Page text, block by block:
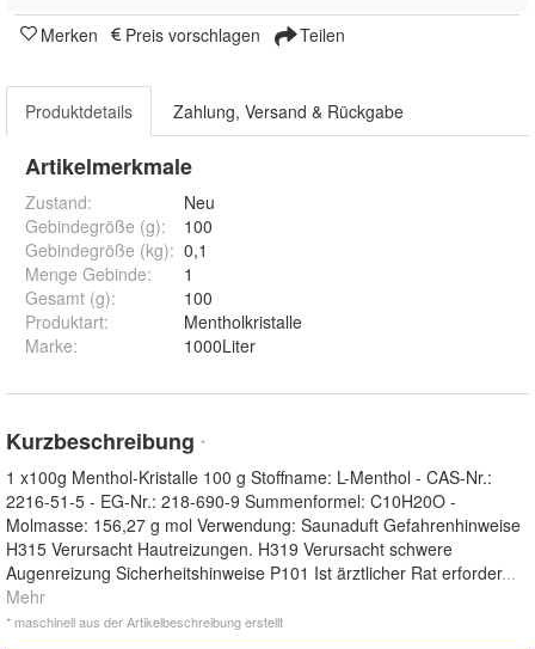
Merken Preis vorschlagen Teilen
Produktdetails Zahlung, Versand & Rückgabe
Artikelmerkmale
Zustand:
Neu
Gebindegröße (g):
100
Gebindegröße (kg): 0,1
Menge Gebinde:
1
Gesamt (g):
100
Produktart:
Mentholkristalle
Marke: 1000Liter
Kurzbeschreibung *
1 x100g Menthol-Kristalle 100 g Stoffname: L-Menthol - CAS-Nr.:
2216-51-5 - EG-Nr.: 218-690-9 Summenformel: C10H20O -
Molmasse: 156,27 g mol Verwendung: Saunaduft Gefahrenhinweise
H315 Verursacht Hautreizungen. H319 Verursacht schwere
Augenreizung Sicherheitshinweise P101 Ist ärztlicher Rat erforder...
Mehr
* maschinell aus der Artikelbeschreibung erstellt